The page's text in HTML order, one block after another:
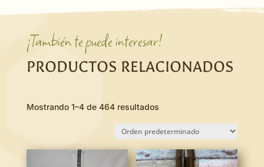
¡También te puede interesar!
PRODUCTOS RELACIONADOS
Mostrando 1–4 de 464 resultados